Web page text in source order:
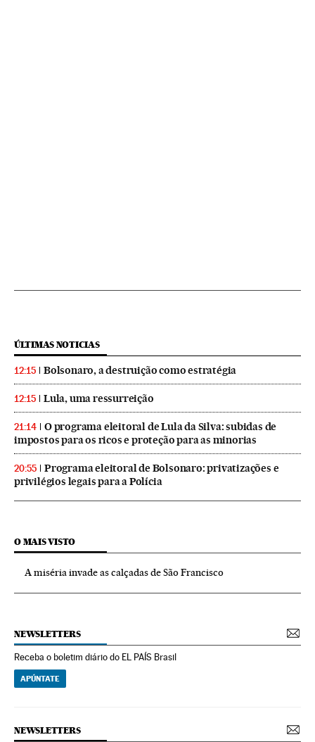
ÚLTIMAS NOTICIAS
12:15 Bolsonaro, a destruição como estratégia
12:15 Lula, uma ressurreição
21:14
O programa eleitoral de Lula da Silva: subidas de
impostos para os ricos e proteção para as minorias
20:55
Programa eleitoral de Bolsonaro: privatizações e
privilégios legais para a Polícia
O MAIS VISTO
A miséria invade as calçadas de São Francisco
NEWSLETTERS
Receba o boletim diário do EL PAÍS Brasil
APÚNTATE
NEWSLETTERS